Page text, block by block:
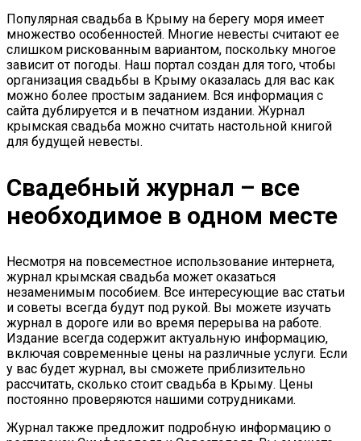
Популярная свадьба в Крыму на берегу моря имеет
множество особенностей. Многие невесты считают ее
слишком рискованным вариантом, поскольку многое
зависит от погоды. Наш портал создан для того, чтобы
организация свадьбы в Крыму оказалась для вас как
можно более простым заданием. Вся информация с
сайта дублируется и в печатном издании. Журнал
крымская свадьба можно считать настольной книгой
для будущей невесты.
Свадебный журнал – все
необходимое в одном месте
Несмотря на повсеместное использование интернета,
журнал крымская свадьба может оказаться
незаменимым пособием. Все интересующие вас статьи
и советы всегда будут под рукой. Вы можете изучать
журнал в дороге или во время перерыва на работе.
Издание всегда содержит актуальную информацию,
включая современные цены на различные услуги. Если
у вас будет журнал, вы сможете приблизительно
рассчитать, сколько стоит свадьба в Крыму. Цены
постоянно проверяются нашими сотрудниками.
Журнал также предложит подробную информацию о